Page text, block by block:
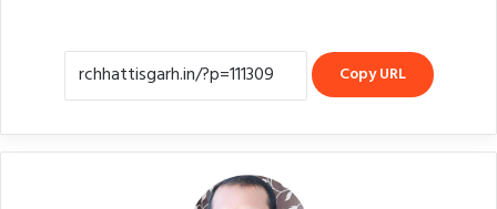
Copy URL